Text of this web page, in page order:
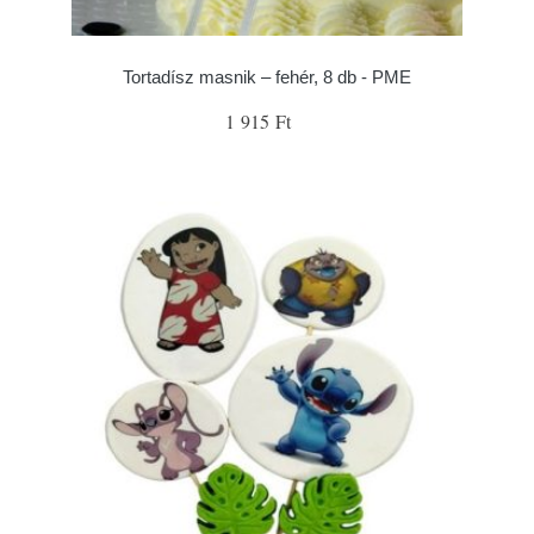
Tortadísz masnik – fehér, 8 db - PME
1 915 Ft